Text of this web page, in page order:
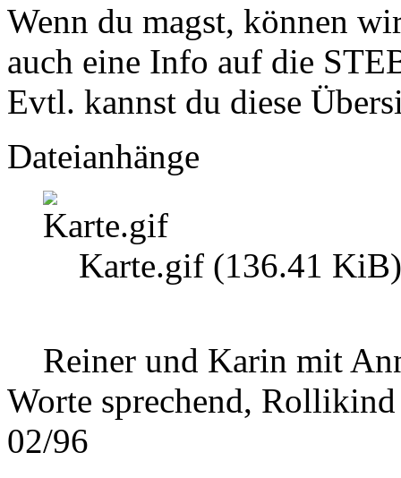
Wenn du magst, können
auch eine Info auf die
Evtl. kannst du diese
Dateianhänge
Karte.gif (136.41
Reiner und Karin mit
Worte sprechend,
02/96